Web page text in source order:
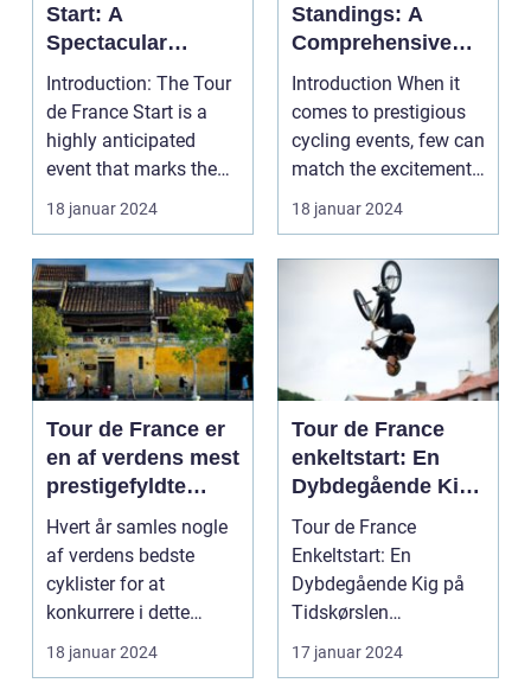
Start: A
Spectacular
Showcase of
Cycling Excellence
Introduction: The Tour
de France Start is a
highly anticipated
event that marks the
beginning of the...
18 januar 2024
Standings: A
Comprehensive
Guide for Sports
Enthusiasts
Introduction When it
comes to prestigious
cycling events, few can
match the excitement
and grandeur...
18 januar 2024
Tour de France er
en af verdens mest
prestigefyldte
cykelløb, der
tiltrækker sports-
og
fritidsentusiaster
Hvert år samles nogle
af verdens bedste
cyklister for at
konkurrere i dette
ikoniske løb, der
strækk...
18 januar 2024
Tour de France
enkeltstart: En
Dybdegående Kig
på Tidskørslen
Tour de France
Enkeltstart: En
Dybdegående Kig på
Tidskørslen
Introduktion til Tour de
France Enke...
17 januar 2024